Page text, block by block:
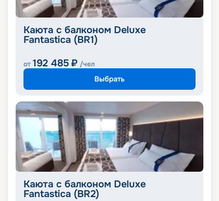
Каюта с балконом Deluxe
Fantastica (BR1)
от 192 485 ₽ /чел
Выбрать
Каюта с балконом Deluxe
Fantastica (BR2)